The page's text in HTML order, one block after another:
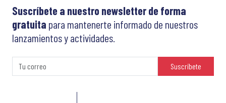
Suscríbete a nuestro newsletter de forma
gratuita para mantenerte informado de nuestros
lanzamientos y actividades.
Suscríbete